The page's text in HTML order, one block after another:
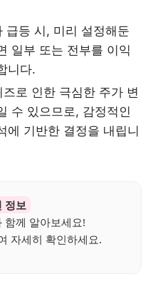
급등 시, 미리 설정해둔
일부 또는 전부를 이익
니다.
즈로 인한 극심한 주가 변
수 있으므로, 감정적인
에 기반한 결정을 내립니
정보
함께 알아보세요!
자세히 확인하세요.